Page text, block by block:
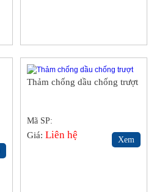
Thảm chống dầu chống trượt
Mã SP:
Giá:Liên hệ Xem